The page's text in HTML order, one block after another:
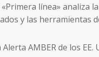
línea» analiza
y las herramientas
AMBER de los